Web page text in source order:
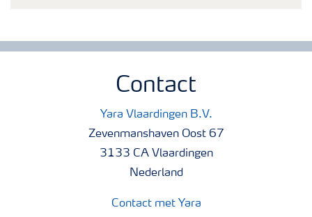
Contact
Yara Vlaardingen B.V.
Zevenmanshaven Oost 67
3133 CA Vlaardingen
Nederland
Contact met Yara